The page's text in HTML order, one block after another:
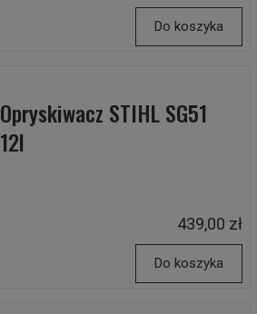
Do koszyka
Opryskiwacz STIHL SG51
12l
439,00 zł
Do koszyka